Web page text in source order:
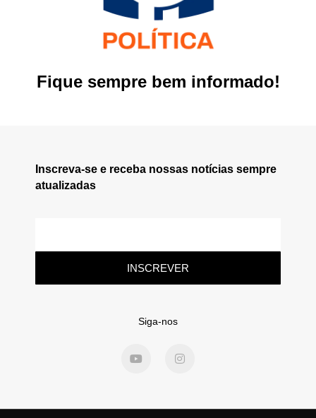
Fique sempre bem informado!
Inscreva-se e receba nossas notícias sempre
atualizadas
INSCREVER
Siga-nos